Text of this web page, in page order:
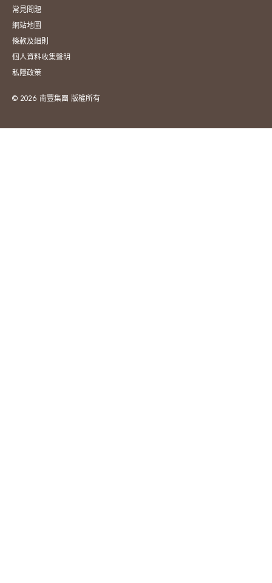
常見問題
網站地圖
條款及細則
個人資料收集聲明
私隱政策
© 2026 南豐集團 版權所有